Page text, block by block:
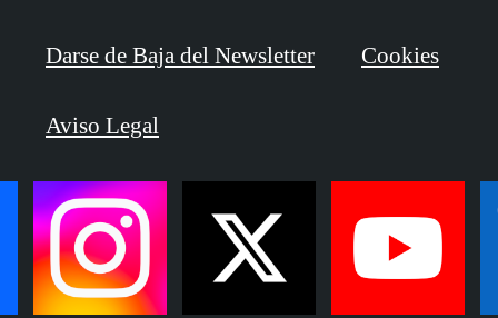
Darse de Baja del Newsletter Cookies
Aviso Legal